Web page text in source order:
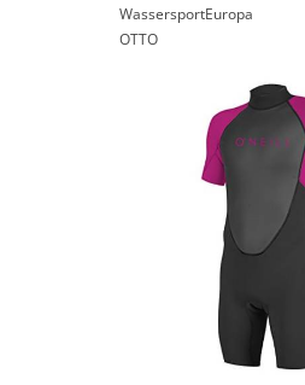
WassersportEuropa
OTTO